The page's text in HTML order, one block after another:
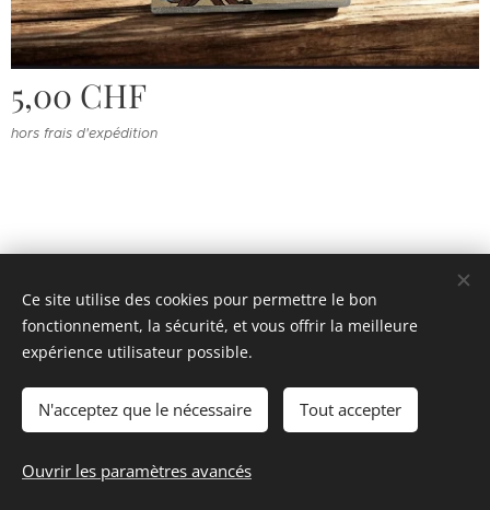
5,00 CHF
hors frais d'expédition
Épuisé
Ce site utilise des cookies pour permettre le bon
fonctionnement, la sécurité, et vous offrir la meilleure
expérience utilisateur possible.
N'acceptez que le nécessaire Tout accepter
Ouvrir les paramètres avancés